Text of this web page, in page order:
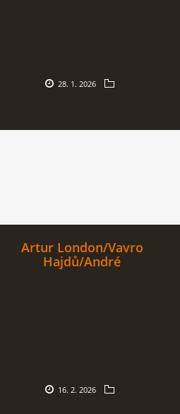
28. 1. 2026
Artur London/Vavro
Hajdů/André
16. 2. 2026